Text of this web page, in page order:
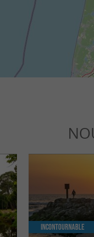
Incontournable